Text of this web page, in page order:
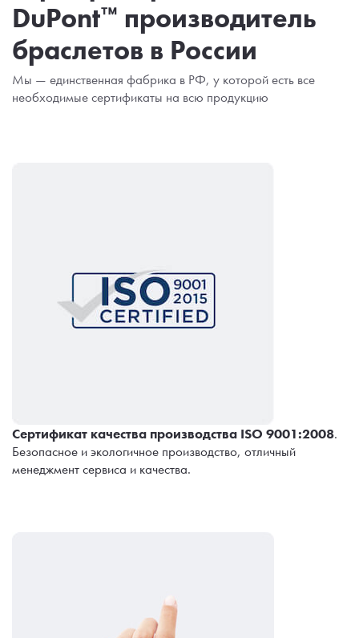
DuPont™ производитель
браслетов в России
Мы — единственная фабрика в РФ, у которой есть все
необходимые сертификаты на всю продукцию
Сертификат качества производства ISO 9001:2008.
Безопасное и экологичное производство, отличный
менеджмент сервиса и качества.